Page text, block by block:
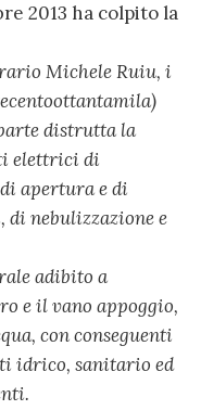
2013 ha colpito la
Michele Ruiu, i
distrutta la
elettrici di
apertura e di
nebulizzazione e
adibito a
e il vano appoggio,
con conseguenti
idrico, sanitario ed